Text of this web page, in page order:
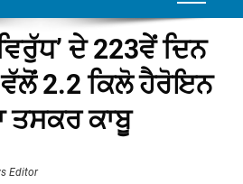
ਦੇ 223ਵੇਂ ਦਿਨ
2.2 ਕਿਲੋ ਹੈਰੋਇਨ
ਤਸਕਰ ਕਾਬੂ
Editor